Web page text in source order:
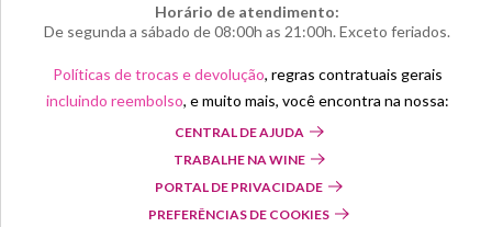
Horário de atendimento:
De segunda a sábado de 08:00h as 21:00h. Exceto feriados.
Políticas de trocas e devolução, regras contratuais gerais
incluindo reembolso, e muito mais, você encontra na nossa:
CENTRAL DE AJUDA
TRABALHE NA WINE
PORTAL DE PRIVACIDADE
PREFERÊNCIAS DE COOKIES